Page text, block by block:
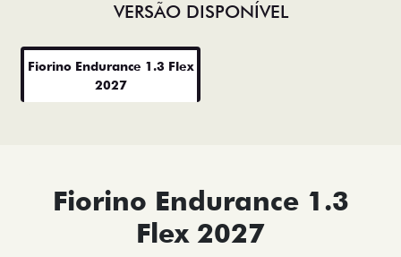
VERSÃO DISPONÍVEL
Fiorino Endurance 1.3 Flex
2027
Fiorino Endurance 1.3
Flex 2027